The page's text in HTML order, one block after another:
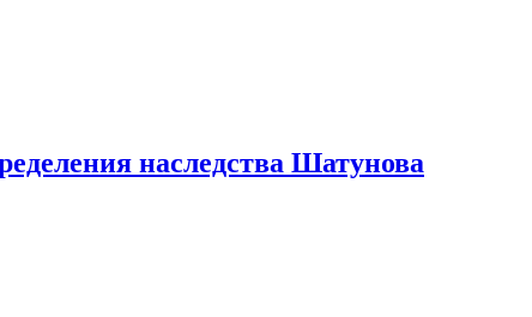
наследства Шатунова